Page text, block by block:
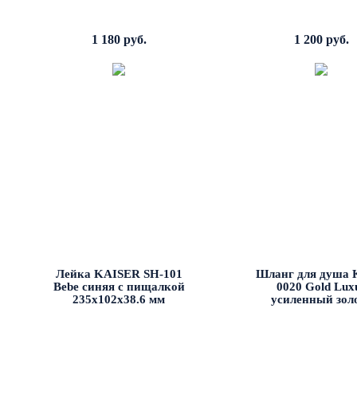
1 180 руб. 1 200 руб.
Лейка KAISER SH-101
Bebe синяя с пищалкой
235х102х38.6 мм
Шланг для душа
0020 Gold
усиленный